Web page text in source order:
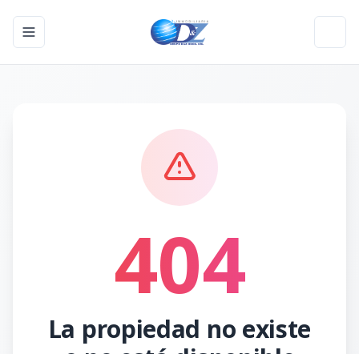
Toggle navigation menu
404
La propiedad no existe